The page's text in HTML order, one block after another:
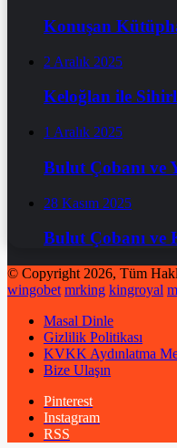
Konuşan
2 Aralık 2025
Keloğlan ile
1 Aralık 2025
Bulut Çobanı ve
28 Kasım 2025
Bulut Çobanı ve
© Copyright 2026, Tüm
wingobet mrking kingroyal
Masal Dinle
Gizlilik Politikası
KVKK Aydınlatma
Bize Ulaşın
Pinterest
Instagram
RSS